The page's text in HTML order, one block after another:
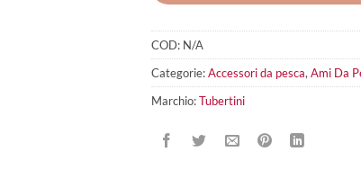
COD: N/A
Categorie:Accessori da pesca, Ami Da
Marchio:Tubertini